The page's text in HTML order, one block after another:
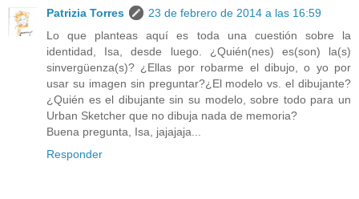
Patrizia Torres
23 de febrero de 2014 a las 16:59
Lo que planteas aquí es toda una cuestión sobre la
identidad, Isa, desde luego. ¿Quién(nes) es(son) la(s)
sinvergüenza(s)? ¿Ellas por robarme el dibujo, o yo por
usar su imagen sin preguntar?¿El modelo vs. el dibujante?
¿Quién es el dibujante sin su modelo, sobre todo para un
Urban Sketcher que no dibuja nada de memoria?
Buena pregunta, Isa, jajajaja...
Responder